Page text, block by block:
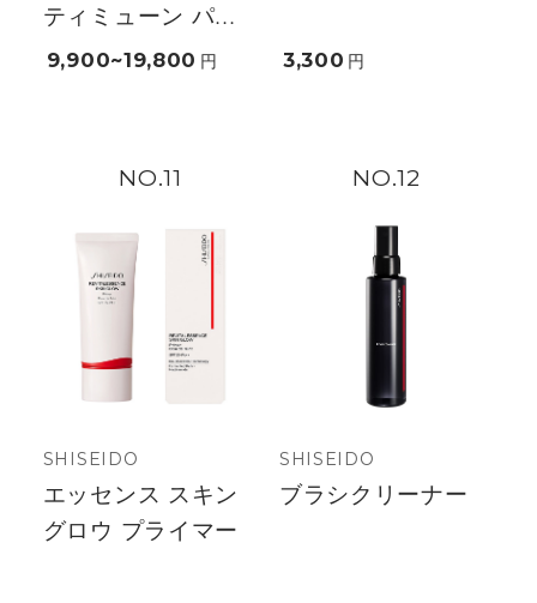
ティミューン パ...
9,900~19,800 円 3,300 円
11
SHISEIDO
エッセンス スキン
グロウ プライマー
12
SHISEIDO
ブラシクリーナー